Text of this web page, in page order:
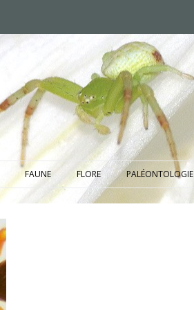
FAUNE FLORE PALÉONTOLOGIE